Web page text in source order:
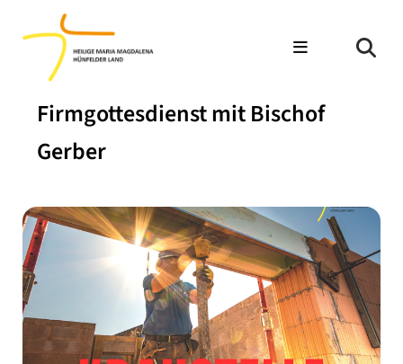
Firmgottesdienst mit Bischof
Gerber